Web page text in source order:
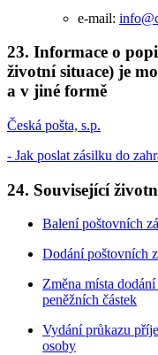
e-mail:
23. Informace o
životní situace) je
a v jiné formě
Česká pošta, s.p.
- Jak poslat zásilku do
24. Související
Balení poštovních
Dodání poštovních
Změna místa
peněžních částek
Vydání průkazu
osoby